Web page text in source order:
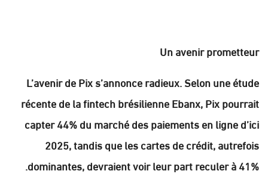
Un avenir prometteur
L’avenir de Pix s’annonce radieux. Selon une étude
récente de la fintech brésilienne Ebanx, Pix pourrait
capter 44% du marché des paiements en ligne d’ici
2025, tandis que les cartes de crédit, autrefois
dominantes, devraient voir leur part reculer à 41%.